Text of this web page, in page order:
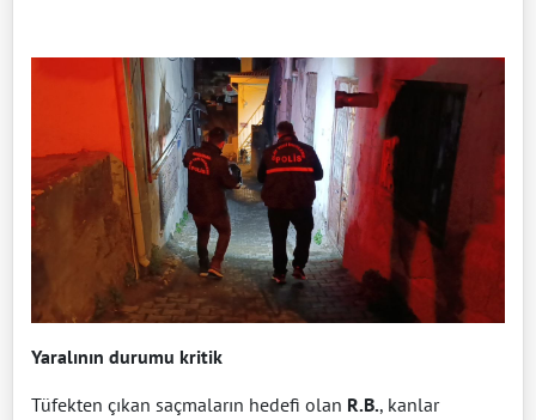
Yaralının durumu kritik
Tüfekten çıkan saçmaların hedefi olan R.B., kanlar